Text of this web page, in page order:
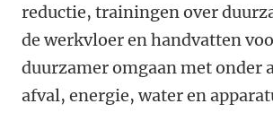
reductie, trainingen over
de werkvloer en handvatten
duurzamer omgaan met onder
afval, energie, water en